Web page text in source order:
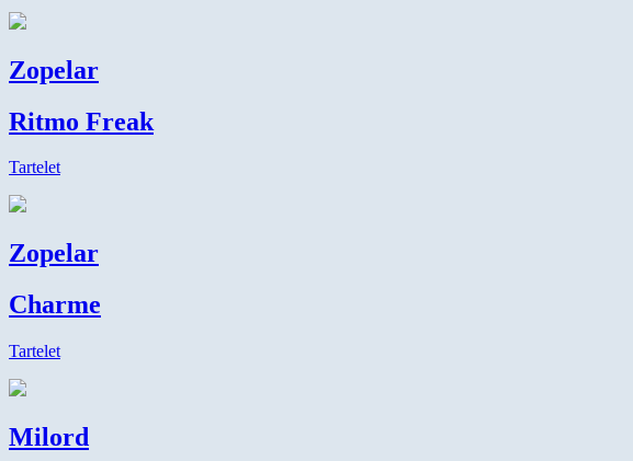
Zopelar
Ritmo Freak
Tartelet
Zopelar
Charme
Tartelet
Milord